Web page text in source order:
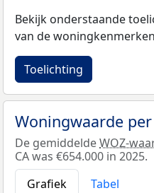
Bekijk onderstaande
van de
Toelichting
Woningwaarde
De gemiddeldeWOZ-
CA was €654.000 in 2025.
Grafiek
Tabel